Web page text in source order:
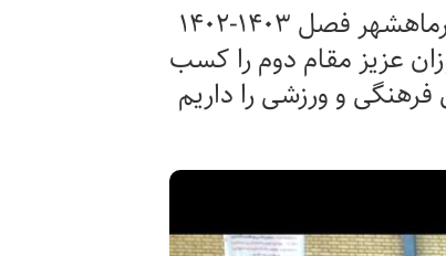
تیم فوتسال مدرسه ابوذرغفاری در مسابقات فوتسال زیر ۱۲ سال منطقه شهرستان بندرماهشهر فصل ۱۴۰۳-۱۴۰۲
عزیز مقام دوم را کسب
و ورزشی را داریم